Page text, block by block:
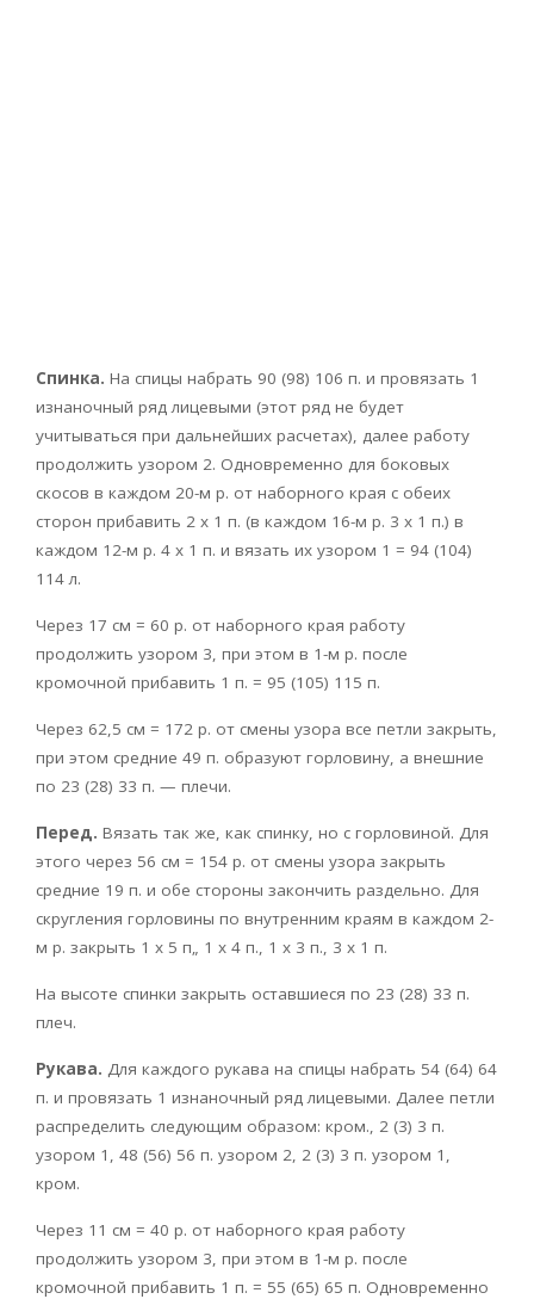
Спинка. На спицы набрать 90 (98) 106 п. и провязать 1
изнаночный ряд лицевыми (этот ряд не будет
учитываться при дальнейших расчетах), далее работу
продолжить узором 2. Одновременно для боковых
скосов в каждом 20-м р. от наборного края с обеих
сторон прибавить 2 х 1 п. (в каждом 16-м р. 3 х 1 п.) в
каждом 12-м р. 4 х 1 п. и вязать их узором 1 = 94 (104)
114 л.
Через 17 см = 60 р. от наборного края работу
продолжить узором 3, при этом в 1-м р. после
кромочной прибавить 1 п. = 95 (105) 115 п.
Через 62,5 см = 172 р. от смены узора все петли закрыть,
при этом средние 49 п. образуют горловину, а внешние
по 23 (28) 33 п. — плечи.
Перед. Вязать так же, как спинку, но с горловиной. Для
этого через 56 см = 154 р. от смены узора закрыть
средние 19 п. и обе стороны закончить раздельно. Для
скругления горловины по внутренним краям в каждом 2-
м р. закрыть 1 х 5 п„ 1 х 4 п., 1 х 3 п., 3 х 1 п.
На высоте спинки закрыть оставшиеся по 23 (28) 33 п.
плеч.
Рукава. Для каждого рукава на спицы набрать 54 (64) 64
п. и провязать 1 изнаночный ряд лицевыми. Далее петли
распределить следующим образом: кром., 2 (3) 3 п.
узором 1, 48 (56) 56 п. узором 2, 2 (3) 3 п. узором 1,
кром.
Через 11 см = 40 р. от наборного края работу
продолжить узором 3, при этом в 1-м р. после
кромочной прибавить 1 п. = 55 (65) 65 п. Одновременно